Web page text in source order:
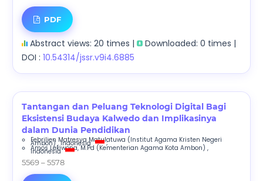
PDF
Abstract views: 20 times |
Downloaded: 0 times |
DOI : 10.54314/jssr.v9i4.6885
Tantangan dan Peluang Teknologi Digital Bagi
Eksistensi Budaya Kalwedo dan Implikasinya
dalam Dunia Pendidikan
Febrilien Matresya Matulatuwa (Institut Agama Kristen Negeri
Ambon) , Indonesia ;
Amos Lekiwona, M.Pd (Kementerian Agama Kota Ambon) ,
Indonesia
5569 – 5578